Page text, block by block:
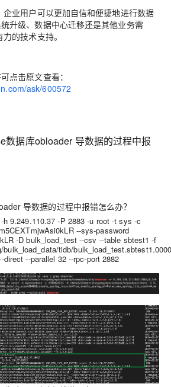
企业用户可以更加自信和便捷地进行数据
升级、数据中心迁移还是其他业务需
的技术支持。
点击原文查看：
ask/600572
数据库obloader 导数据的过程中报
导数据的过程中报错怎么办？
h 9.249.110.37 -P 2883 -u root -t sys -c
--sys-password
-D bulk_load_test --csv --table sbtest1 -f
tidb/
direct --parallel 32 --rpc-port 2882